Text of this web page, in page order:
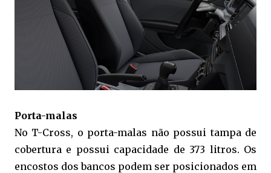
Porta-malas
No T-Cross, o porta-malas não possui tampa de
cobertura e possui capacidade de 373 litros. Os
encostos dos bancos podem ser posicionados em